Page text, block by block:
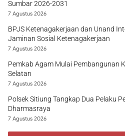
Sumbar 2026-2031
7 Agustus 2026
BPJS Ketenagakerjaan dan Unand
Jaminan Sosial Ketenagakerjaan
7 Agustus 2026
Pemkab Agam Mulai Pembangunan
Selatan
7 Agustus 2026
Polsek Sitiung Tangkap Dua Pelaku
Dharmasraya
7 Agustus 2026